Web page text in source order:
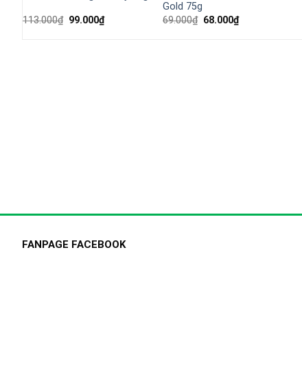
113.000₫ Giá
99.000₫Giá
hiện
Gold 75g
69.000₫ Giá
68.000₫Giá
hiện
FANPAGE FACEBOOK